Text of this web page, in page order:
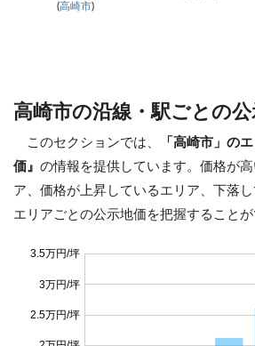
(高崎市)
高崎市の沿線・駅ごとの公
このセクションでは、
「高崎市」の
価』 の情報を提供しています。価格が
ア、価格が上昇しているエリア、下落し
エリアごとの公示地価を把握することが
2.5万円/坪
3万円/坪
3.5万円/坪